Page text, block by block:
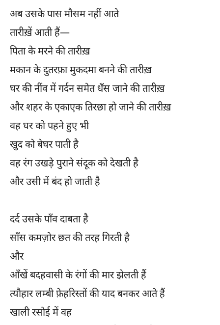
अब उसके पास मौसम नहीं आते
तारीख़ें आती हैं—
पिता के मरने की तारीख़
मकान के दुतरफ़ा मुकदमा बनने की तारीख़
घर की नींव में गर्दन समेत धँस जाने की तारीख़
और शहर के एकाएक तिरछा हो जाने की तारीख़
वह घर को पहने हुए भी
खुद को बेघर पाती है
वह रंग उखड़े पुराने संदूक को देखती है
और उसी में बंद हो जाती है
दर्द उसके पाँव दाबता है
साँस कमज़ोर छत की तरह गिरती है
और
आँखें बदहवासी के रंगों की मार झेलती हैं
त्यौहार लम्बी फ़ेहरिस्तों की याद बनकर आते हैं
खाली रसोई में वह